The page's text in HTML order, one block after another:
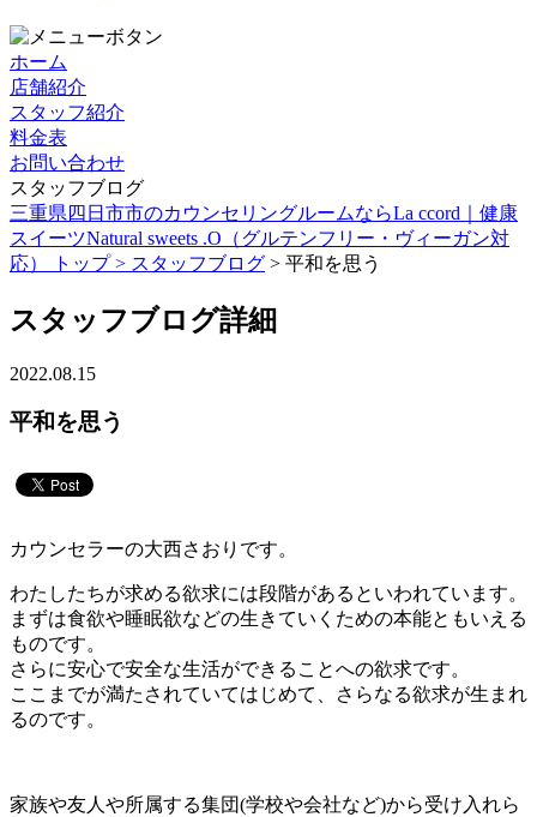
ホーム
店舗紹介
スタッフ紹介
料金表
お問い合わせ
スタッフブログ
三重県四日市市のカウンセリングルームならLa ccord｜健康
スイーツNatural sweets .O（グルテンフリー・ヴィーガン対
応） トップ > スタッフブログ > 平和を思う
スタッフブログ詳細
2022.08.15
平和を思う
カウンセラーの大西さおりです。
わたしたちが求める欲求には段階があるといわれています。
まずは食欲や睡眠欲などの生きていくための本能ともいえる
ものです。
さらに安心で安全な生活ができることへの欲求です。
ここまでが満たされていてはじめて、さらなる欲求が生まれ
るのです。
家族や友人や所属する集団(学校や会社など)から受け入れら